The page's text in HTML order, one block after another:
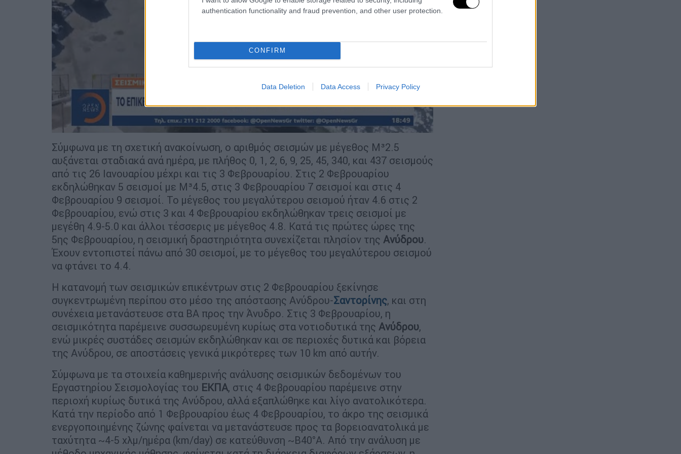
authentication functionality and fraud prevention, and other user protection.
CONFIRM
Data Deletion Data Access Privacy Policy
Σύμφωνα με τη σχετική ανακοίνωση, ο αριθμός σεισμών με μέγεθος Μ³2.5
αυξάνεται σταδιακά ανά ημέρα, με πλήθος 0, 1, 2, 6, 9, 25, 45, 340, και 437 σεισμούς
από τις 26 Ιανουαρίου μέχρι και τις 3 Φεβρουαρίου. Στις 2 Φεβρουαρίου
εκδηλώθηκαν 5 σεισμοί με Μ³4.5, στις 3 Φεβρουαρίου 7 σεισμοί και στις 4
Φεβρουαρίου 9 σεισμοί. Το μέγεθος του μεγαλύτερου σεισμού ήταν 4.6 στις 2
Φεβρουαρίου, ενώ στις 3 και 4 Φεβρουαρίου εκδηλώθηκαν τρεις σεισμοί με
μεγέθη 4.9-5.0 και άλλοι τέσσερις με μέγεθος 4.8. Κατά τις πρώτες ώρες της
5ης Φεβρουαρίου, η σεισμική δραστηριότητα συνεχίζεται πλησίον της Ανύδρου.
Έχουν εντοπιστεί πάνω από 30 σεισμοί, με το μέγεθος του μεγαλύτερου σεισμού
να φτάνει το 4.4.
Η κατανομή των σεισμικών επικέντρων στις 2 Φεβρουαρίου ξεκίνησε
συγκεντρωμένη περίπου στο μέσο της απόστασης Ανύδρου-Σαντορίνης, και στη
συνέχεια μετανάστευσε στα ΒΑ προς την Άνυδρο. Στις 3 Φεβρουαρίου, η
σεισμικότητα παρέμεινε συσσωρευμένη κυρίως στα νοτιοδυτικά της Ανύδρου,
ενώ μικρές συστάδες σεισμών εκδηλώθηκαν και σε περιοχές δυτικά και βόρεια
της Ανύδρου, σε αποστάσεις γενικά μικρότερες των 10 km από αυτήν.
Σύμφωνα με τα στοιχεία καθημερινής ανάλυσης σεισμικών δεδομένων του
Εργαστηρίου Σεισμολογίας του ΕΚΠΑ, στις 4 Φεβρουαρίου παρέμεινε στην
περιοχή κυρίως δυτικά της Ανύδρου, αλλά εξαπλώθηκε και λίγο ανατολικότερα.
Κατά την περίοδο από 1 Φεβρουαρίου έως 4 Φεβρουαρίου, το άκρο της σεισμικά
ενεργοποιημένης ζώνης φαίνεται να μετανάστευσε προς τα βορειοανατολικά με
ταχύτητα ~4-5 χλμ/ημέρα (km/day) σε κατεύθυνση ~Β40°Α. Από την ανάλυση με